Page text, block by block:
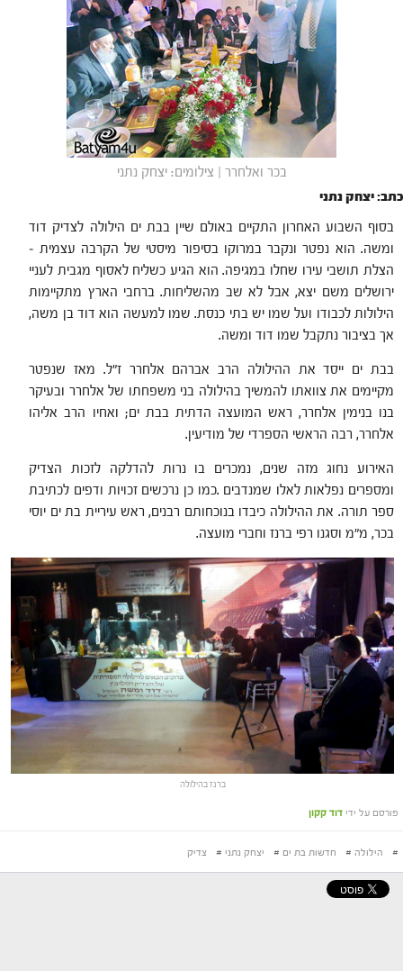
בכר ואלחרר | צילומים: יצחק נתני
כתב: יצחק נתני
בסוף השבוע האחרון התקיים באולם שיין בבת ים הילולה לצדיק דוד
ומשה. הוא נפטר ונקבר במרוקו בסיפור מיסטי של הקרבה עצמית –
הצלת תושבי עירו שחלו במגיפה. הוא הגיע כשליח לאסוף מגבית לעניי
ירושלים משם יצא, אבל לא שב מהשליחות. ברחבי הארץ מתקיימות
הילולות לכבודו ועל שמו יש בתי כנסת. שמו למעשה הוא דוד בן משה,
אך בציבור נתקבל שמו דוד ומשה.
בבת ים ייסד את ההילולה הרב אברהם אלחרר ז"ל. מאז שנפטר
מקיימים את צוואתו להמשיך בהילולה בני משפחתו של אלחרר ובעיקר
בנו בנימין אלחרר, ראש המועצה הדתית בבת ים; ואחיו הרב אליהו
אלחרר, רבה הראשי הספרדי של מודיעין.
האירוע נחוג מזה שנים, נמכרים בו נרות להדלקה לזכות הצדיק
ומספרים נפלאות לאלו שמנדבים .כמו כן נרכשים זכויות ודפים לכתיבת
ספר תורה. את ההילולה כיבדו בנוכחותם רבנים, ראש עיריית בת ים יוסי
בכר, מ"מ וסגנו רפי ברנז וחברי מועצה.
ברנז בהילולה
פורסם על ידי דוד קקון
# הילולה # חדשות בת ים # יצחק נתני # צדיק